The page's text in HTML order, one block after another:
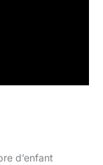
d’enfant